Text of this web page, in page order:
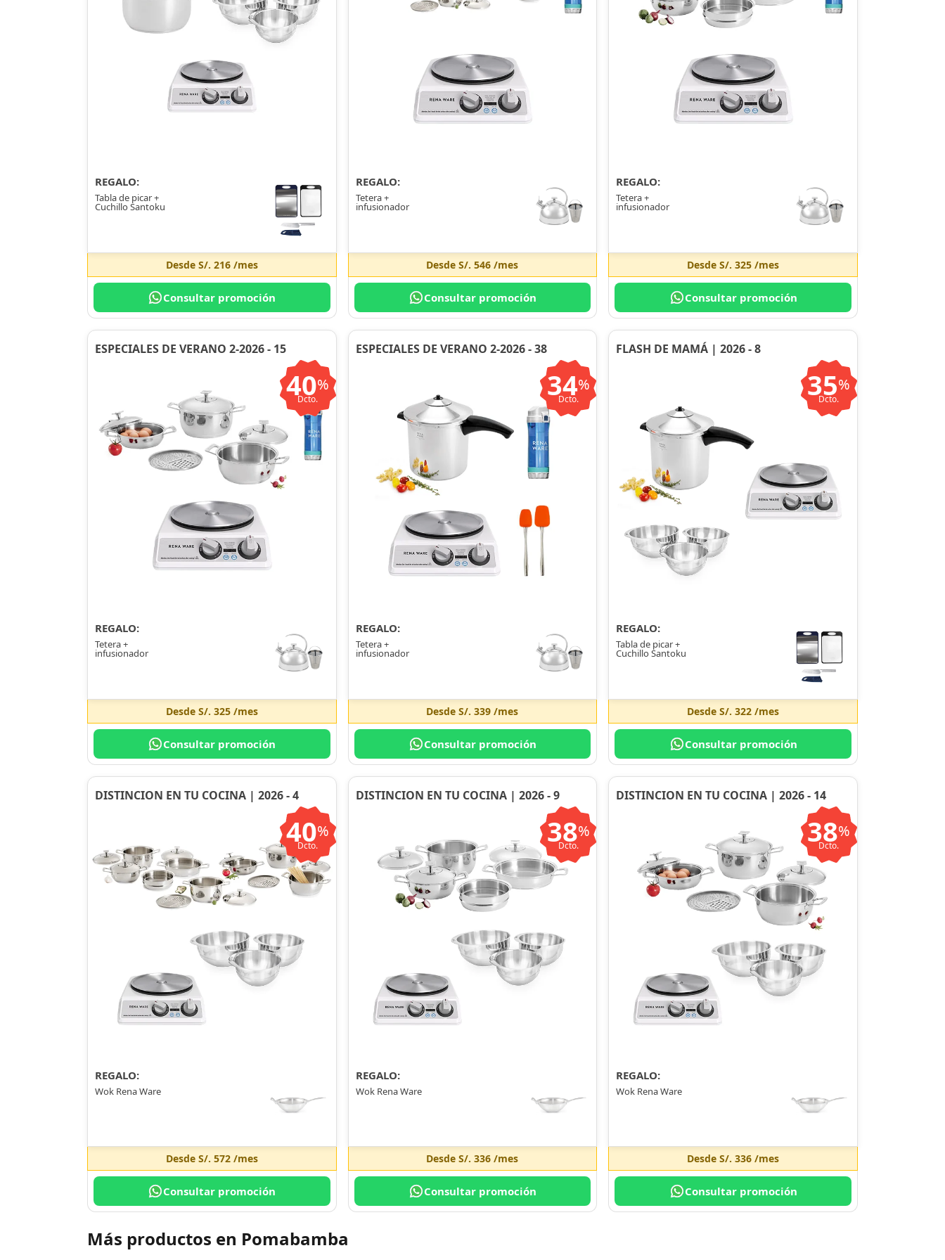
REGALO:
Tabla de picar +
Cuchillo Santoku
Desde S/. 216/mes
Consultar promoción
REGALO:
Tetera +
infusionador
DesdeS/. 546 /mes
Consultar promoción
REGALO:
Tetera +
infusionador
DesdeS/. 325 /mes
Consultar promoción
ESPECIALES DE VERANO 2-2026 - 15
40%
Dcto.
REGALO:
Tetera +
infusionador
Desde S/. 325/mes
Consultar promoción
ESPECIALES DE VERANO 2-2026 - 38
34%
Dcto.
REGALO:
Tetera +
infusionador
DesdeS/. 339 /mes
Consultar promoción
FLASH DE MAMÁ | 2026 - 8
35%
Dcto.
REGALO:
Tabla de picar +
Cuchillo Santoku
DesdeS/. 322 /mes
Consultar promoción
DISTINCION EN TU COCINA | 2026 - 4
40%
Dcto.
REGALO:
Wok Rena Ware
Desde S/. 572/mes
Consultar promoción
DISTINCION EN TU COCINA | 2026 - 9
38%
Dcto.
REGALO:
Wok Rena Ware
DesdeS/. 336 /mes
Consultar promoción
DISTINCION EN TU COCINA | 2026 - 14
38%
Dcto.
REGALO:
Wok Rena Ware
DesdeS/. 336 /mes
Consultar promoción
Más productos en Pomabamba